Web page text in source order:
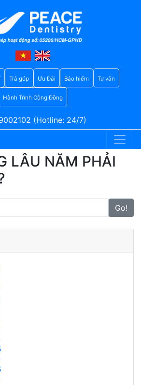
Trả góp Ưu Đãi Bảo hiểm Tư vấn
Hành Trình Cộng Đồng
(Hotline: 24/7)
LÂU NĂM PHẢI
Go!